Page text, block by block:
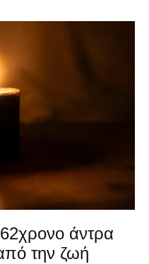
άντρα
την ζωή